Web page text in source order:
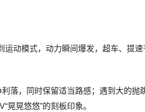
动模式，动力瞬间爆发，超车、提速
落，同时保留适当路感；遇到大的抛
晃悠悠”的刻板印象。